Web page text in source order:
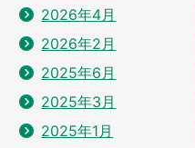
2026年4月
2026年2月
2025年6月
2025年3月
2025年1月